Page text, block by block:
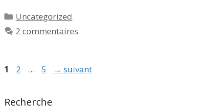
Catégories
Uncategorized
2 commentaires
Page
1 Page
2 … Page
5 → suivant
Recherche